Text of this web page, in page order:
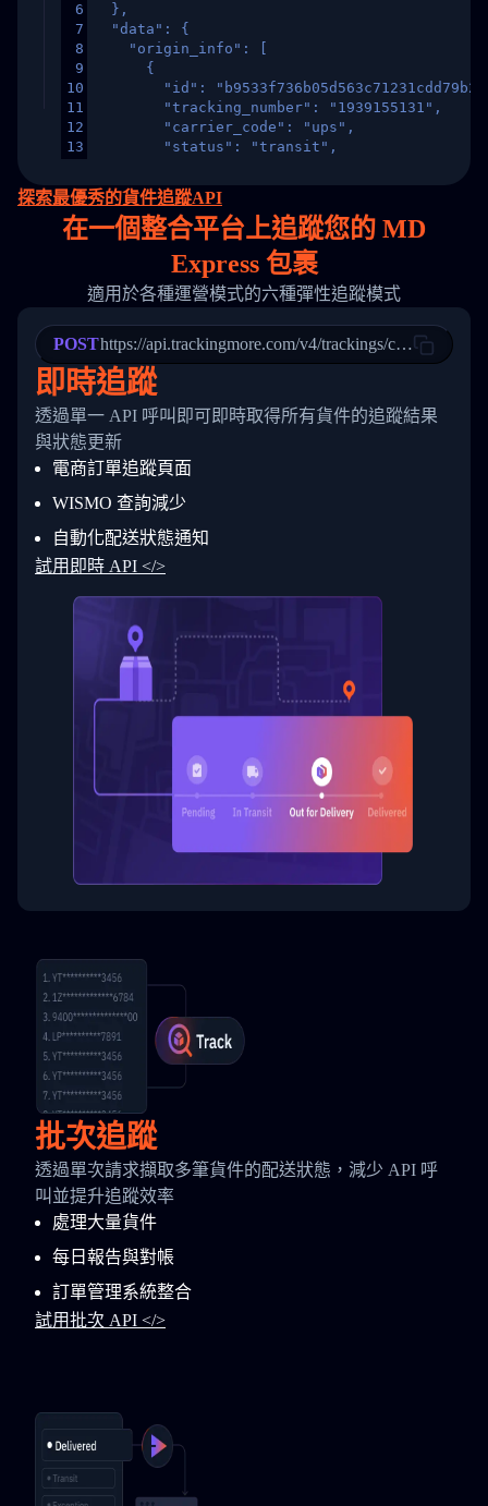
6
7
8
9
10
11
12
13
15
16
17
18
22
23
24
25
27
28
29
30
31
33
34
  },
  "data": {
    "origin_info": [
      {
"id":
        "tracking_number": "1939155131",
        "carrier_code": "ups",
        "status": "transit",
"destination_country": "United
        "itemTimeLength": 2,
        "weblink": "",
        "phone": null,
        "trackinfo": [
          {
            "Date": "2017-03-08 04: 22: 00",
"StatusDescription": "Departed
"Details": "Departed Facility
          },
          {
            "Date": "2017-03-06 15:28:00",
"StatusDescription": "Shipment
"Details": "BEIJING-
          }
        ]
      }
  }
}
探索最優秀的貨件追蹤API
在一個整合平台上追蹤您的 MD
Express 包裹
適用於各種運營模式的六種彈性追蹤模式
POSThttps://api.trackingmore.com/v4/trackings/create
即時追蹤
透過單一 API 呼叫即可即時取得所有貨件的追蹤結果
與狀態更新
電商訂單追蹤頁面
WISMO 查詢減少
自動化配送狀態通知
試用即時 API </>
批次追蹤
透過單次請求擷取多筆貨件的配送狀態，減少 API 呼
叫並提升追蹤效率
處理大量貨件
每日報告與對帳
訂單管理系統整合
試用批次 API </>